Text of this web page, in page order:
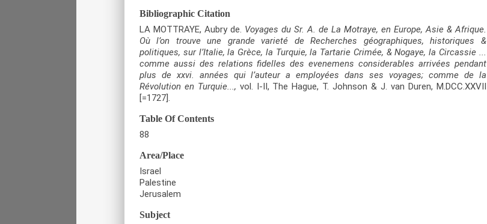
Bibliographic Citation
LA MOTTRAYE, Aubry de. Voyages du Sr. A. de La Motraye, en Europe, Asie & Afrique.
Où l’on trouve une grande varieté de Recherches géographiques, historiques &
politiques, sur l’Italie, la Grèce, la Turquie, la Tartarie Crimée, & Nogaye, la Circassie ...
comme aussi des relations fidelles des evenemens considerables arrivées pendant
plus de xxvi. années qui l’auteur a employées dans ses voyages; comme de la
Révolution en Turquie..., vol. I-II, The Hague, T. Johnson & J. van Duren, M.DCC.XXVII
[=1727].
Table Of Contents
88
Area/Place
Israel
Palestine
Jerusalem
Subject